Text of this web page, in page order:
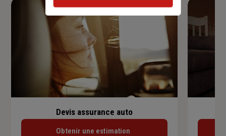
Devis assurance auto
Obtenir une estimation